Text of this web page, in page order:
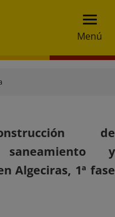
Menú
de
y
Algeciras, 1ª fase